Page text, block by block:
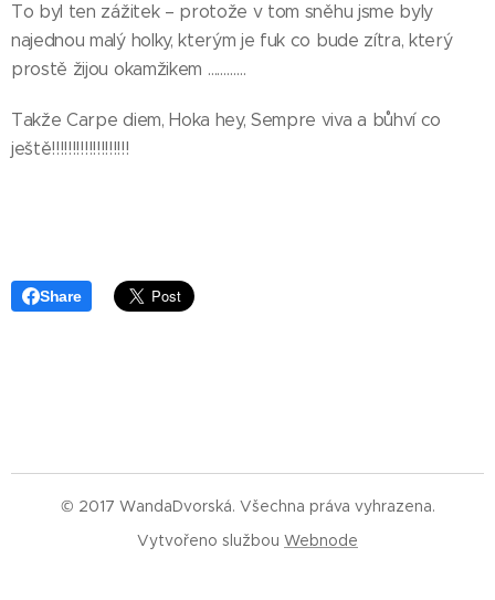
To byl ten zážitek – protože v tom sněhu jsme byly
najednou malý holky, kterým je fuk co bude zítra, který
prostě žijou okamžikem …………
Takže Carpe diem, Hoka hey, Sempre viva a bůhví co
ještě!!!!!!!!!!!!!!!!!!!
Share
© 2017 WandaDvorská. Všechna práva vyhrazena.
Vytvořeno službou Webnode